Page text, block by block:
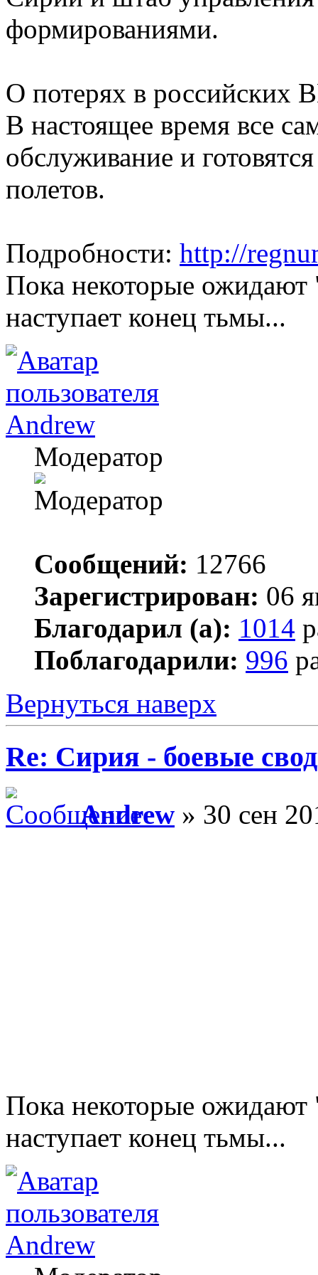
формированиями.
О потерях в российских
В настоящее время все
обслуживание и
полетов.
Подробности: http://
Пока некоторые ожидают
наступает конец тьмы...
Andrew
Модератор
Сообщений: 12766
Зарегистрирован: 06
Благодарил (а): 1014
Поблагодарили: 996
Вернуться наверх
Re: Сирия - боевые
Andrew » 30 сен
Пока некоторые ожидают
наступает конец тьмы...
Andrew